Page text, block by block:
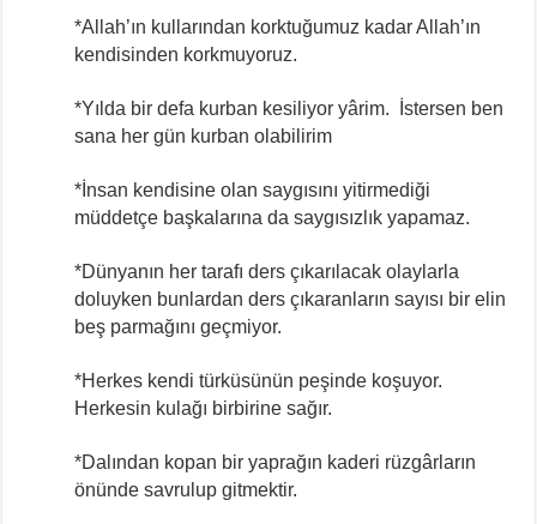
*Allah’ın kullarından korktuğumuz kadar Allah’ın
kendisinden korkmuyoruz.
*Yılda bir defa kurban kesiliyor yârim. İstersen ben
sana her gün kurban olabilirim
*İnsan kendisine olan saygısını yitirmediği
müddetçe başkalarına da saygısızlık yapamaz.
*Dünyanın her tarafı ders çıkarılacak olaylarla
doluyken bunlardan ders çıkaranların sayısı bir elin
beş parmağını geçmiyor.
*Herkes kendi türküsünün peşinde koşuyor.
Herkesin kulağı birbirine sağır.
*Dalından kopan bir yaprağın kaderi rüzgârların
önünde savrulup gitmektir.